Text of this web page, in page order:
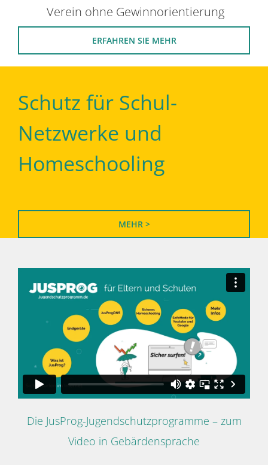
Verein ohne Gewinnorientierung
ERFAHREN SIE MEHR
Schutz für Schul-
Netzwerke und
Homeschooling
MEHR >
Die JusProg-Jugendschutzprogramme – zum
Video in Gebärdensprache